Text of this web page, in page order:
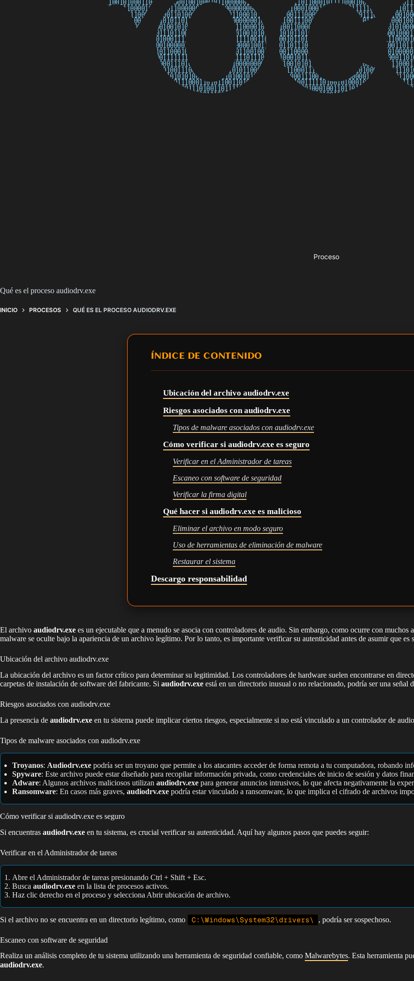
Proceso
Qué es el proceso audiodrv.exe
INICIO PROCESOS QUÉ ES EL PROCESO AUDIODRV.EXE
ÍNDICE DE CONTENIDO
Ubicación del archivo audiodrv.exe
Riesgos asociados con audiodrv.exe
Tipos de malware asociados con audiodrv.exe
Cómo verificar si audiodrv.exe es seguro
Verificar en el Administrador de tareas
Escaneo con software de seguridad
Verificar la firma digital
Qué hacer si audiodrv.exe es malicioso
Eliminar el archivo en modo seguro
Uso de herramientas de eliminación de malware
Restaurar el sistema
Descargo responsabilidad
El archivo audiodrv.exe es un ejecutable que a menudo se asocia con controladores de audio. Sin embargo, como ocurre con
malware se oculte bajo la apariencia de un archivo legítimo. Por lo tanto, es importante verificar su autenticidad antes de asumir que es
Ubicación del archivo audiodrv.exe
La ubicación del archivo es un factor crítico para determinar su legitimidad. Los controladores de hardware suelen encontrarse en
carpetas de instalación de software del fabricante. Si audiodrv.exe está en un directorio inusual o no relacionado, podría ser una señal
Riesgos asociados con audiodrv.exe
La presencia de audiodrv.exe en tu sistema puede implicar ciertos riesgos, especialmente si no está vinculado a un controlador de
Tipos de malware asociados con audiodrv.exe
Troyanos: Audiodrv.exe podría ser un troyano que permite a los atacantes acceder de forma remota a tu computadora, robando
Spyware: Este archivo puede estar diseñado para recopilar información privada, como credenciales de inicio de sesión y datos
Adware: Algunos archivos maliciosos utilizan audiodrv.exe para generar anuncios intrusivos, lo que afecta negativamente la
Ransomware: En casos más graves, audiodrv.exe podría estar vinculado a ransomware, lo que implica el cifrado de archivos
Cómo verificar si audiodrv.exe es seguro
Si encuentras audiodrv.exe en tu sistema, es crucial verificar su autenticidad. Aquí hay algunos pasos que puedes seguir:
Verificar en el Administrador de tareas
Abre el Administrador de tareas presionando Ctrl + Shift + Esc.
Busca audiodrv.exe en la lista de procesos activos.
Haz clic derecho en el proceso y selecciona Abrir ubicación de archivo.
Si el archivo no se encuentra en un directorio legítimo, como C:\Windows\System32\drivers\ , podría ser sospechoso.
Escaneo con software de seguridad
Realiza un análisis completo de tu sistema utilizando una herramienta de seguridad confiable, como Malwarebytes. Esta herramienta
audiodrv.exe.